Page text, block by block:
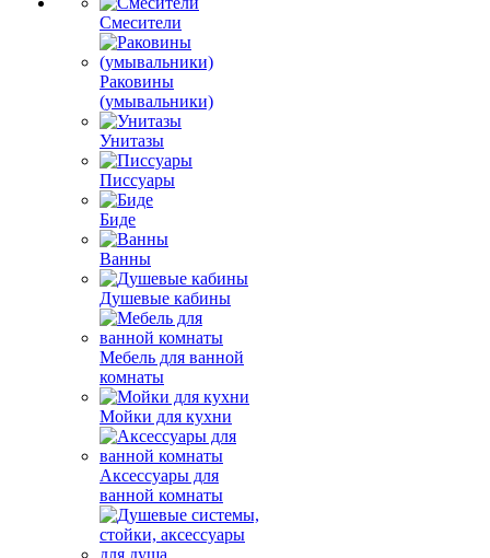
Смесители
Раковины
(умывальники)
Унитазы
Писсуары
Биде
Ванны
Душевые кабины
Мебель для ванной
комнаты
Мойки для кухни
Аксессуары для
ванной комнаты